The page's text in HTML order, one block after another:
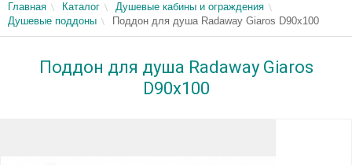
Главная Каталог
Душевые кабины и ограждения
Душевые поддоны
Поддон для душа Radaway Giaros D90x100
Поддон для душа Radaway Giaros
D90x100